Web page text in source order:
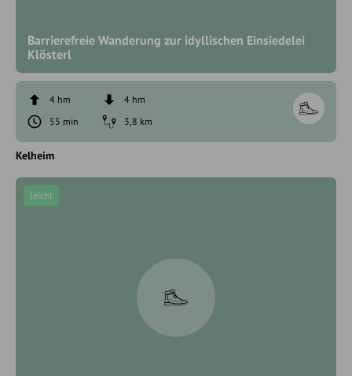
Barrierefreie Wanderung zur idyllischen Einsiedelei
Klösterl
4 hm
4 hm
55 min
3,8 km
Kelheim
leicht